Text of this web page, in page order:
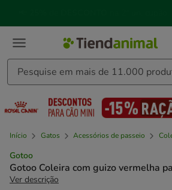
mensagem,
Início Gatos Acessórios de passeio
Gotoo
Gotoo Coleira com guizo vermelha
Ver descrição